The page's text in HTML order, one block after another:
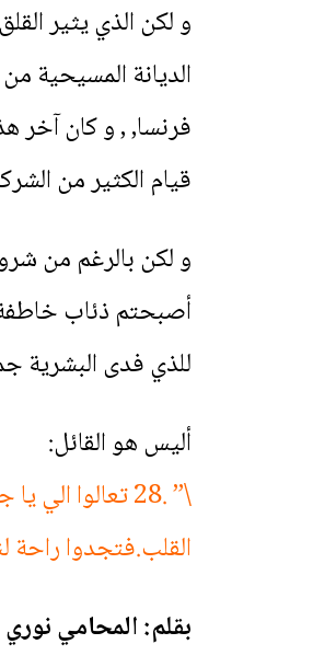
و لكن الذي يثير
الديانة المسيحية
فرنسا, , و كان آخر
قيام الكثير من
و لكن بالرغم من
أصبحتم ذئاب خاطفة,
للذي فدى البشرية
أليس هو القائل:
القلب.فتجدوا راحة لنفوسكم. 30 لان نيري هين
بقلم: المحامي